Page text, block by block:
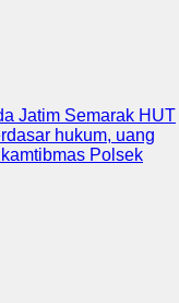
Jatim Semarak HUT
hukum, uang
Polsek